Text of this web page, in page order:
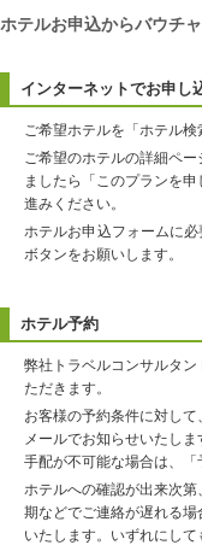
ホテルお申込からバウチ
インターネットでお申し
ご希望ホテルを「ホテル検
ご希望のホテルの詳細ペ
ましたら「このプランを
進みください。
ホテルお申込フォームに
ボタンをお願いします。
ホテル予約
弊社トラベルコンサルタ
ただきます。
お客様の予約条件に対し
メールでお知らせいたし
手配が不可能な場合は、「
ホテルへの確認が出来次
期などでご連絡が遅れる
いたします。いずれにし